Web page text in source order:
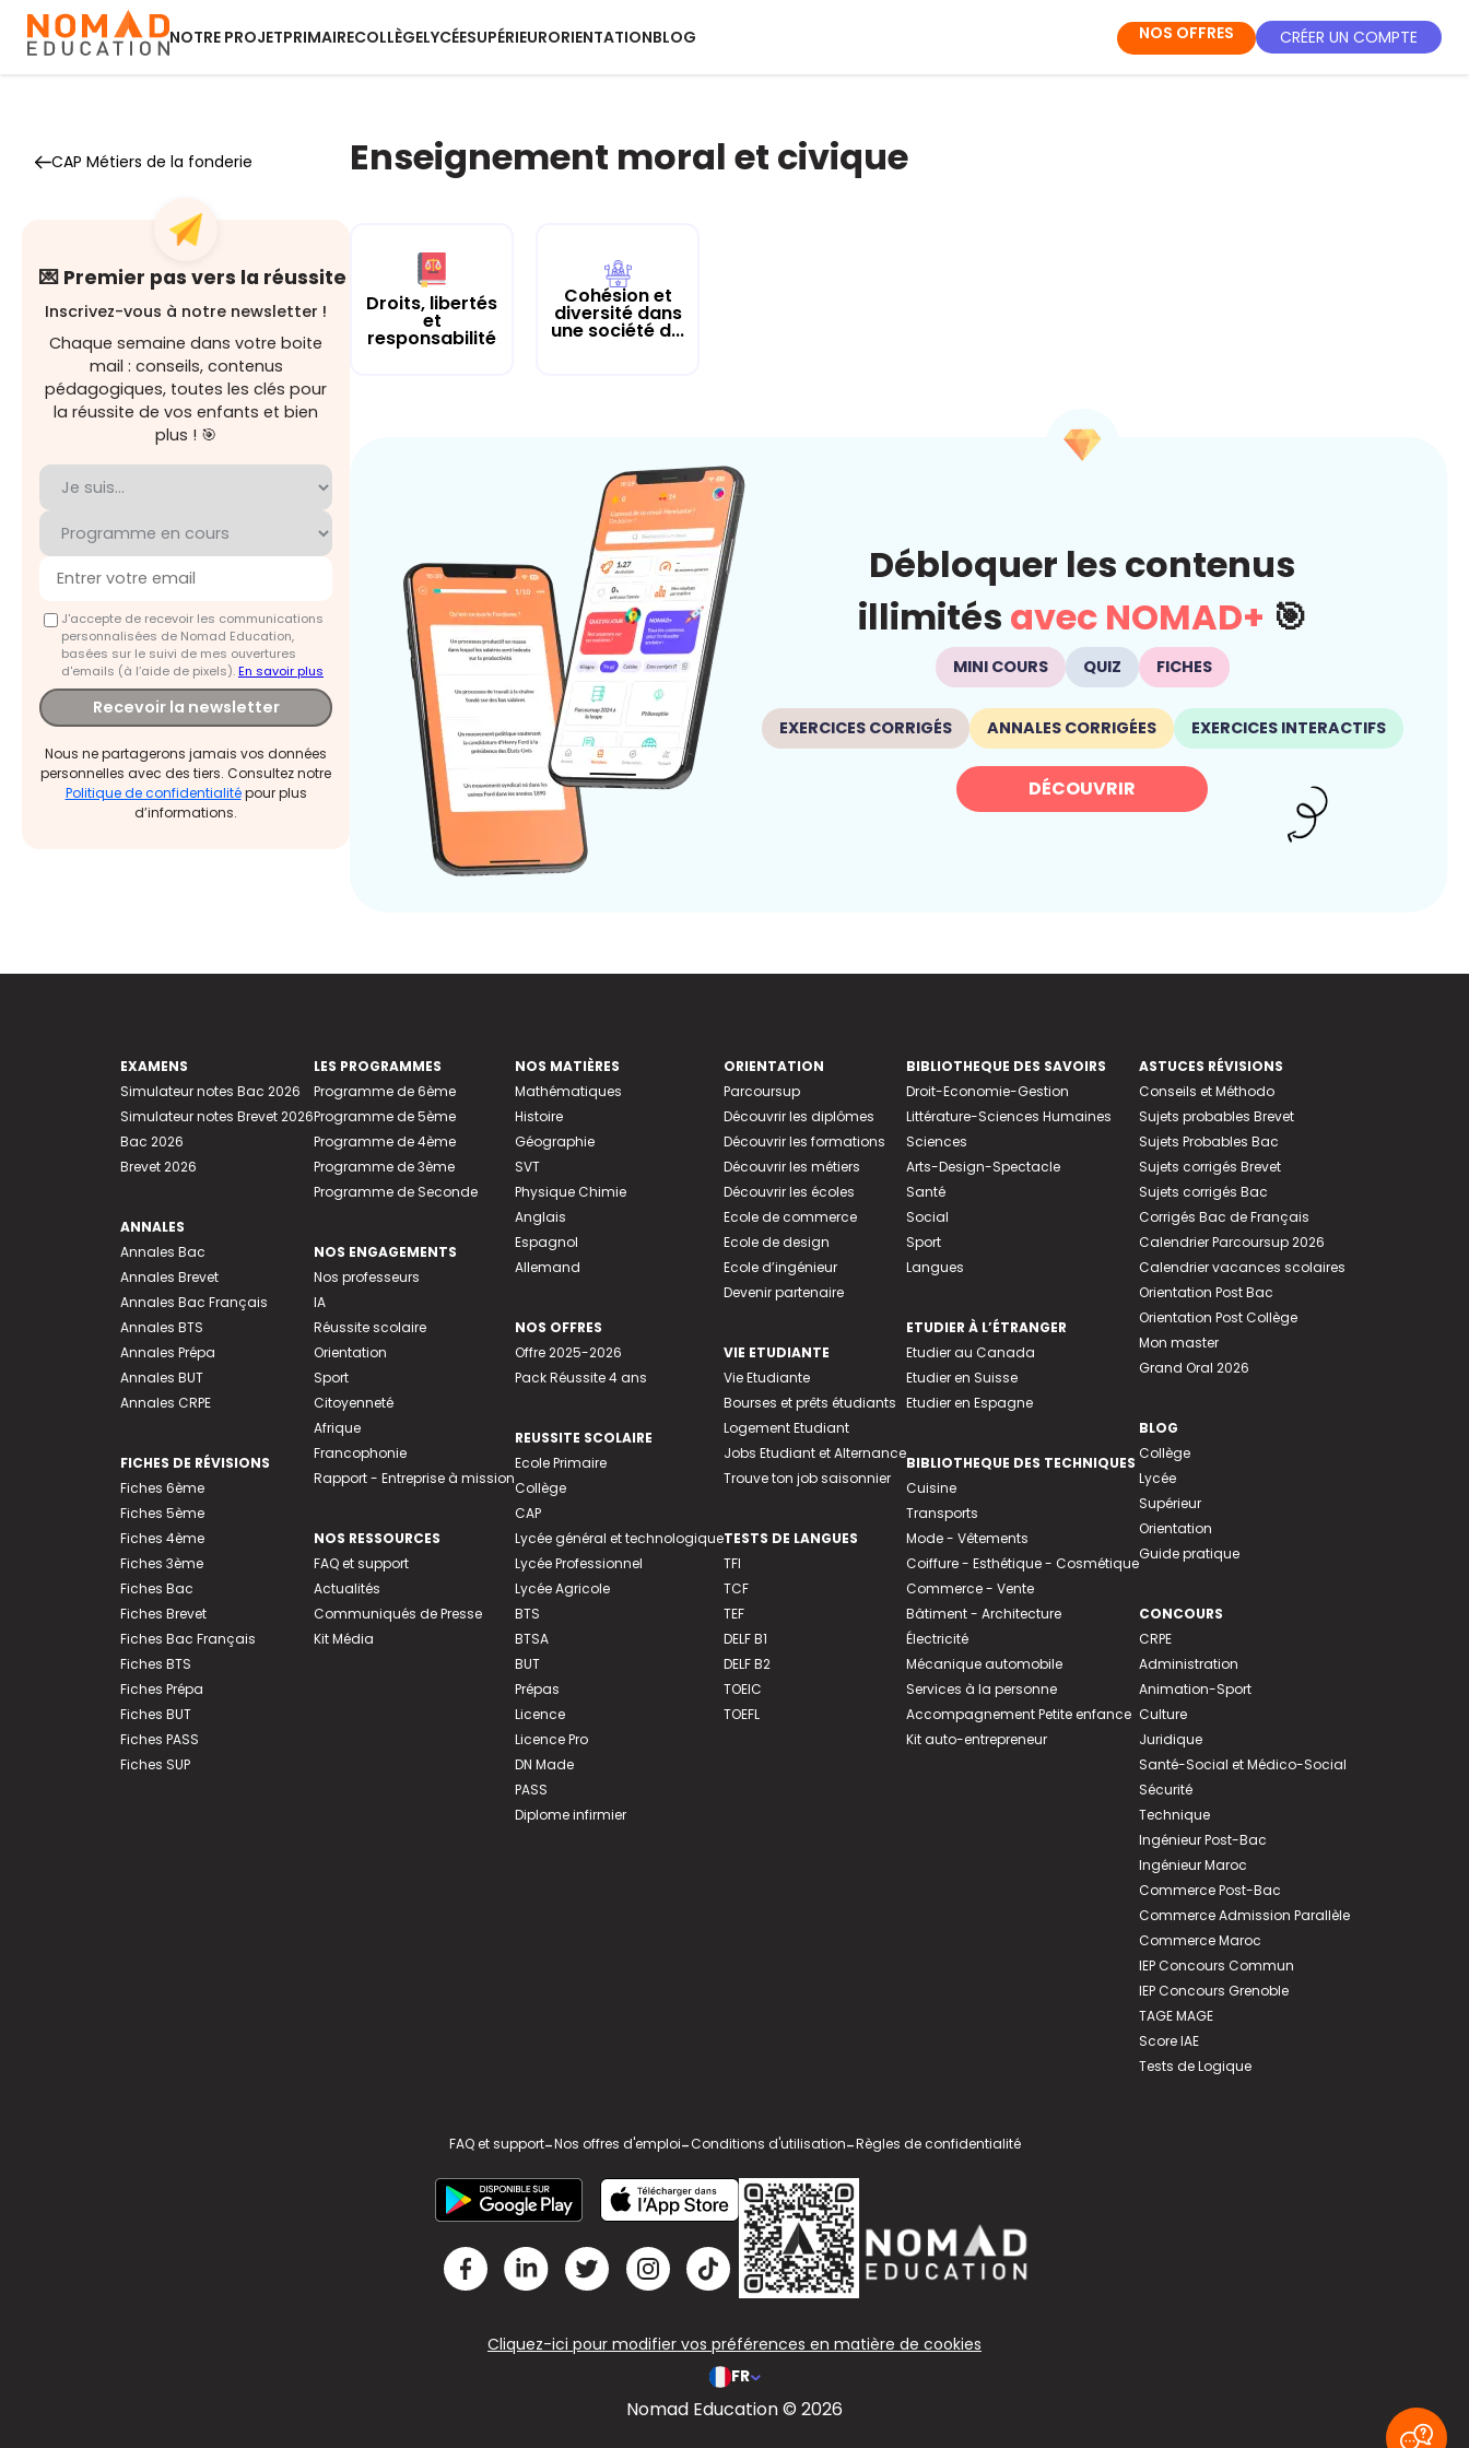
NOTRE PROJETPRIMAIRECOLLÈGELYCÉESUPÉRIEURORIENTATIONBLOG NOS OFFRES CRÉER UN COMPTE
CAP Métiers de la fonderie
💌 Premier pas vers la réussite
Inscrivez-vous à notre newsletter !
Chaque semaine dans votre boite
mail : conseils, contenus
pédagogiques, toutes les clés pour
la réussite de vos enfants et bien
plus ! 🎯
J'accepte de recevoir les communications
personnalisées de Nomad Education,
basées sur le suivi de mes ouvertures
d'emails (à l’aide de pixels).En savoir plus
Recevoir la newsletter
Nous ne partagerons jamais vos données
personnelles avec des tiers. Consultez notre
Politique de confidentialitépour plus
d’informations.
Enseignement moral et civique
Droits, libertés
et
responsabilité
Cohésion et
diversité dans
une société d...
Débloquer les contenus
illimités avec NOMAD+ 🎯
MINI COURS QUIZ FICHES
EXERCICES CORRIGÉS ANNALES CORRIGÉES EXERCICES INTERACTIFS
DÉCOUVRIR
EXAMENS
Simulateur notes Bac 2026
Simulateur notes Brevet 2026
Bac 2026
Brevet 2026
ANNALES
Annales Bac
Annales Brevet
Annales Bac Français
Annales BTS
Annales Prépa
Annales BUT
Annales CRPE
FICHES DE RÉVISIONS
Fiches 6ème
Fiches 5ème
Fiches 4ème
Fiches 3ème
Fiches Bac
Fiches Brevet
Fiches Bac Français
Fiches BTS
Fiches Prépa
Fiches BUT
Fiches PASS
Fiches SUP
LES PROGRAMMES
Programme de 6ème
Programme de 5ème
Programme de 4ème
Programme de 3ème
Programme de Seconde
NOS ENGAGEMENTS
Nos professeurs
IA
Réussite scolaire
Orientation
Sport
Citoyenneté
Afrique
Francophonie
Rapport - Entreprise à mission
NOS RESSOURCES
FAQ et support
Actualités
Communiqués de Presse
Kit Média
NOS MATIÈRES
Mathématiques
Histoire
Géographie
SVT
Physique Chimie
Anglais
Espagnol
Allemand
NOS OFFRES
Offre 2025-2026
Pack Réussite 4 ans
REUSSITE SCOLAIRE
Ecole Primaire
Collège
CAP
Lycée général et technologique
Lycée Professionnel
Lycée Agricole
BTS
BTSA
BUT
Prépas
Licence
Licence Pro
DN Made
PASS
Diplome infirmier
ORIENTATION
Parcoursup
Découvrir les diplômes
Découvrir les formations
Découvrir les métiers
Découvrir les écoles
Ecole de commerce
Ecole de design
Ecole d’ingénieur
Devenir partenaire
VIE ETUDIANTE
Vie Etudiante
Bourses et prêts étudiants
Logement Etudiant
Jobs Etudiant et Alternance
Trouve ton job saisonnier
TESTS DE LANGUES
TFI
TCF
TEF
DELF B1
DELF B2
TOEIC
TOEFL
BIBLIOTHEQUE DES SAVOIRS
Droit-Economie-Gestion
Littérature-Sciences Humaines
Sciences
Arts-Design-Spectacle
Santé
Social
Sport
Langues
ETUDIER À L’ÉTRANGER
Etudier au Canada
Etudier en Suisse
Etudier en Espagne
BIBLIOTHEQUE DES TECHNIQUES
Cuisine
Transports
Mode - Vêtements
Coiffure - Esthétique - Cosmétique
Commerce - Vente
Bâtiment - Architecture
Électricité
Mécanique automobile
Services à la personne
Accompagnement Petite enfance
Kit auto-entrepreneur
ASTUCES RÉVISIONS
Conseils et Méthodo
Sujets probables Brevet
Sujets Probables Bac
Sujets corrigés Brevet
Sujets corrigés Bac
Corrigés Bac de Français
Calendrier Parcoursup 2026
Calendrier vacances scolaires
Orientation Post Bac
Orientation Post Collège
Mon master
Grand Oral 2026
BLOG
Collège
Lycée
Supérieur
Orientation
Guide pratique
CONCOURS
CRPE
Administration
Animation-Sport
Culture
Juridique
Santé-Social et Médico-Social
Sécurité
Technique
Ingénieur Post-Bac
Ingénieur Maroc
Commerce Post-Bac
Commerce Admission Parallèle
Commerce Maroc
IEP Concours Commun
IEP Concours Grenoble
TAGE MAGE
Score IAE
Tests de Logique
FAQ et support-Nos offres d'emploi-Conditions d'utilisation-Règles de confidentialité
Cliquez-ici pour modifier vos préférences en matière de cookies
FR
Nomad Education © 2026